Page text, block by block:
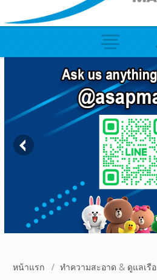
หน้าแรก / ทำความสะอาด & ดูแลเรือ